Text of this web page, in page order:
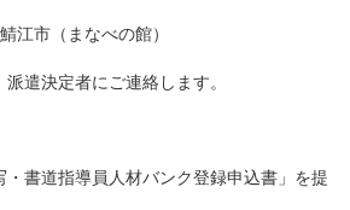
市（まなべの館）
決定者にご連絡します。
書道指導員人材バンク登録申込書」を提